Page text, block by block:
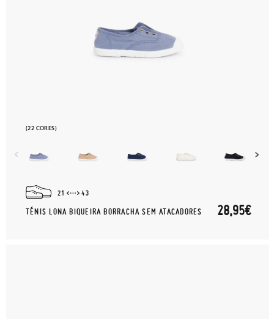
(22 CORES)
21 43
TÉNIS LONA BIQUEIRA BORRACHA SEM ATACADORES 28,95€